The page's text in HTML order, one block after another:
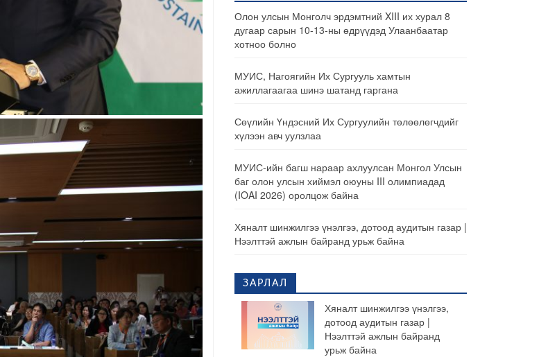
Олон улсын Монголч эрдэмтний XIII их хурал 8
дугаар сарын 10-13-ны өдрүүдэд Улаанбаатар
хотноо болно
МУИС, Нагоягийн Их Сургууль хамтын
ажиллагаагаа шинэ шатанд гаргана
Сөүлийн Үндэсний Их Сургуулийн төлөөлөгчдийг
хүлээн авч уулзлаа
МУИС-ийн багш нараар ахлуулсан Монгол Улсын
баг олон улсын хиймэл оюуны III олимпиадад
(IOAI 2026) оролцож байна
Хяналт шинжилгээ үнэлгээ, дотоод аудитын газар |
Нээлттэй ажлын байранд урьж байна
ЗАРЛАЛ
Хяналт шинжилгээ үнэлгээ,
дотоод аудитын газар |
Нээлттэй ажлын байранд
урьж байна